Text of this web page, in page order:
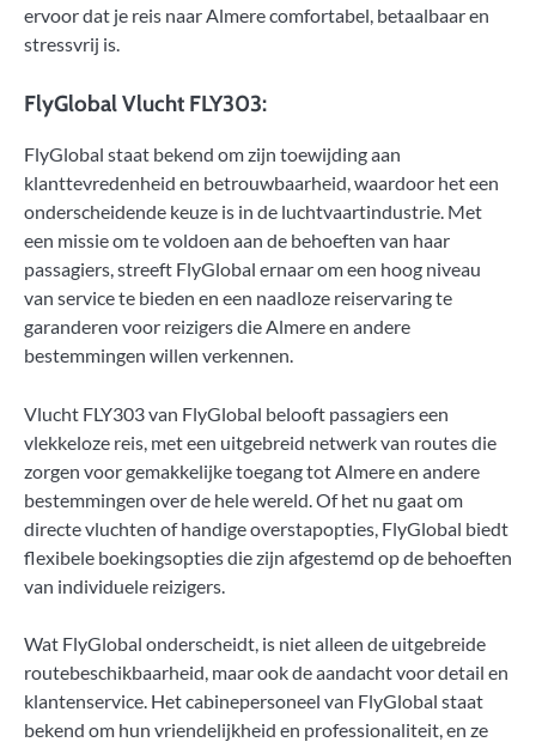
ervoor dat je reis naar Almere comfortabel, betaalbaar en
stressvrij is.
FlyGlobal Vlucht FLY303:
FlyGlobal staat bekend om zijn toewijding aan
klanttevredenheid en betrouwbaarheid, waardoor het een
onderscheidende keuze is in de luchtvaartindustrie. Met
een missie om te voldoen aan de behoeften van haar
passagiers, streeft FlyGlobal ernaar om een hoog niveau
van service te bieden en een naadloze reiservaring te
garanderen voor reizigers die Almere en andere
bestemmingen willen verkennen.
Vlucht FLY303 van FlyGlobal belooft passagiers een
vlekkeloze reis, met een uitgebreid netwerk van routes die
zorgen voor gemakkelijke toegang tot Almere en andere
bestemmingen over de hele wereld. Of het nu gaat om
directe vluchten of handige overstapopties, FlyGlobal biedt
flexibele boekingsopties die zijn afgestemd op de behoeften
van individuele reizigers.
Wat FlyGlobal onderscheidt, is niet alleen de uitgebreide
routebeschikbaarheid, maar ook de aandacht voor detail en
klantenservice. Het cabinepersoneel van FlyGlobal staat
bekend om hun vriendelijkheid en professionaliteit, en ze